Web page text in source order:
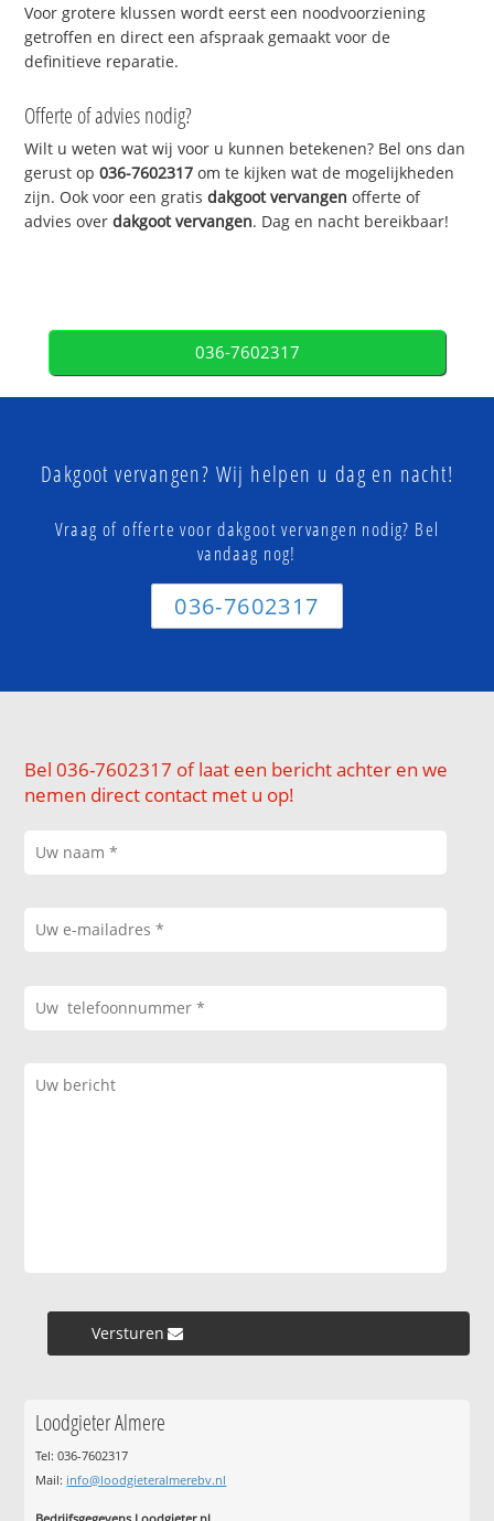
Voor grotere klussen wordt eerst een noodvoorziening
getroffen en direct een afspraak gemaakt voor de
definitieve reparatie.
Offerte of advies nodig?
Wilt u weten wat wij voor u kunnen betekenen? Bel ons dan
gerust op036-7602317 om te kijken wat de mogelijkheden
zijn. Ook voor een gratisdakgoot vervangen offerte of
advies overdakgoot vervangen. Dag en nacht bereikbaar!
036-7602317
Dakgoot vervangen? Wij helpen u dag en nacht!
Vraag of offerte voor dakgoot vervangen nodig? Bel
vandaag nog!
036-7602317
Bel 036-7602317 of laat een bericht achter en we
nemen direct contact met u op!
Versturen »
Loodgieter Almere
Tel: 036-7602317
Mail: info@loodgieteralmerebv.nl